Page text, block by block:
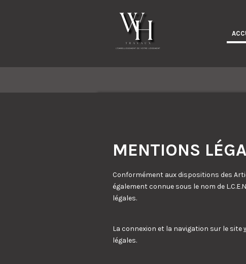
MENTIONS
Conformément aux dispositions des
également connue sous le nom de
légales.
La connexion et la navigation sur le site
légales.